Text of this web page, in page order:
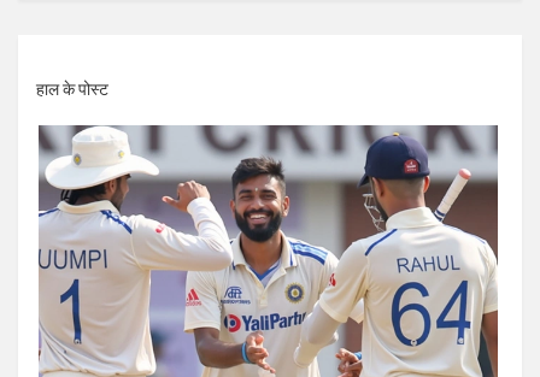
हाल के पोस्ट